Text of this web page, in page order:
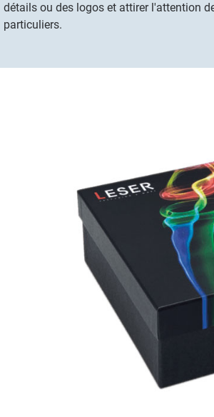
détails ou des logos et attirer l'attention
particuliers.